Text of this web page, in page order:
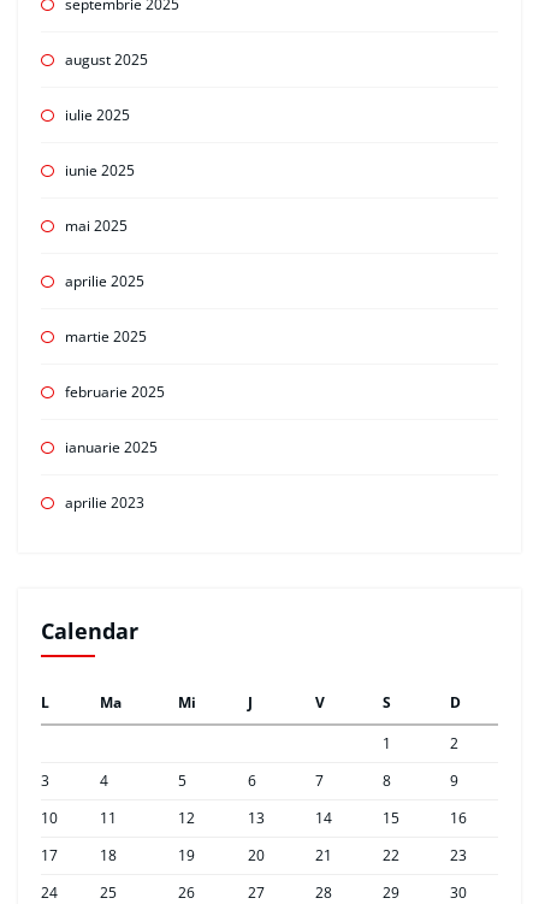
august 2025
iulie 2025
iunie 2025
mai 2025
aprilie 2025
martie 2025
februarie 2025
ianuarie 2025
aprilie 2023
Calendar
L Ma Mi J V S
D
1
2
3
4 5 6 7 8
9
10
11 12 13 14 15
16
17
18 19 20 21 22
23
24
25 26 27 28 29
30